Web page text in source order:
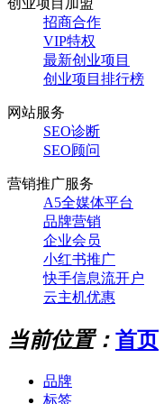
创业项目加盟
招商合作
VIP特权
最新创业项目
创业项目排行榜
网站服务
SEO诊断
SEO顾问
营销推广服务
A5全媒体平台
品牌营销
企业会员
小红书推广
快手信息流开户
云主机优惠
当前位置： 首页
品牌
标签